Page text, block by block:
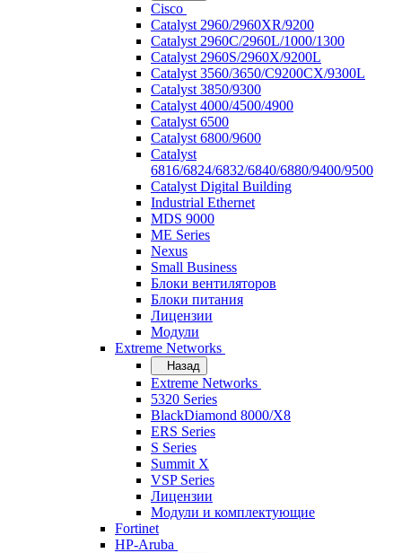
Cisco
Catalyst 2960/2960XR/9200
Catalyst 2960C/2960L/1000/1300
Catalyst 2960S/2960X/9200L
Catalyst 3560/3650/C9200CX/9300L
Catalyst 3850/9300
Catalyst 4000/4500/4900
Catalyst 6500
Catalyst 6800/9600
Catalyst
6816/6824/6832/6840/6880/9400/9500
Catalyst Digital Building
Industrial Ethernet
MDS 9000
ME Series
Nexus
Small Business
Блоки вентиляторов
Блоки питания
Лицензии
Модули
Extreme Networks
Назад
Extreme Networks
5320 Series
BlackDiamond 8000/X8
ERS Series
S Series
Summit X
VSP Series
Лицензии
Модули и комплектующие
Fortinet
HP-Aruba